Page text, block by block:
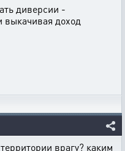
диверсии -
выкачивая доход
врагу? каким